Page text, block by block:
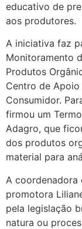
educativo de
aos produtores.
A iniciativa faz
Monitoramento
Produtos
Centro de Apoio
Consumidor.
firmou um
Adagro, que
dos produtos
material para
A coordenadora
promotora
pela legislação
natura ou